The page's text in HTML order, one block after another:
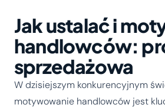
Jak ustalać i
handlowców:
sprzedażowa
W dzisiejszym konkurencyjnym
motywowanie handlowców jest